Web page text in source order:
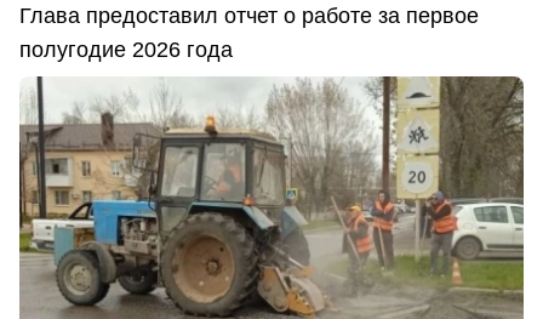
Глава предоставил отчет о работе за первое
полугодие 2026 года